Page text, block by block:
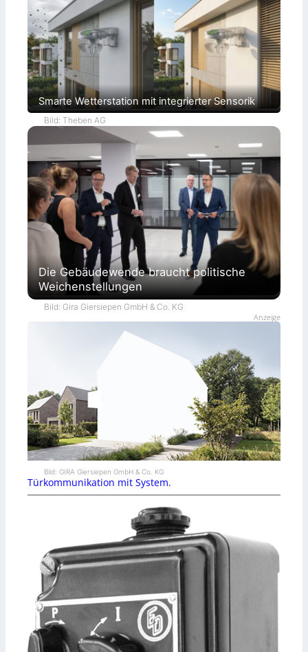
Smarte Wetterstation mit integrierter Sensorik
Bild: Theben AG
Die Gebäudewende braucht politische
Weichenstellungen
Bild: Gira Giersiepen GmbH & Co. KG
Anzeige
Bild: GIRA Giersiepen GmbH & Co. KG
Türkommunikation mit System.